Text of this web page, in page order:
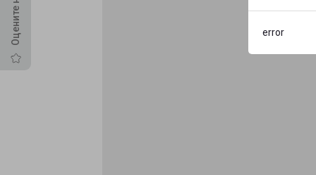
error